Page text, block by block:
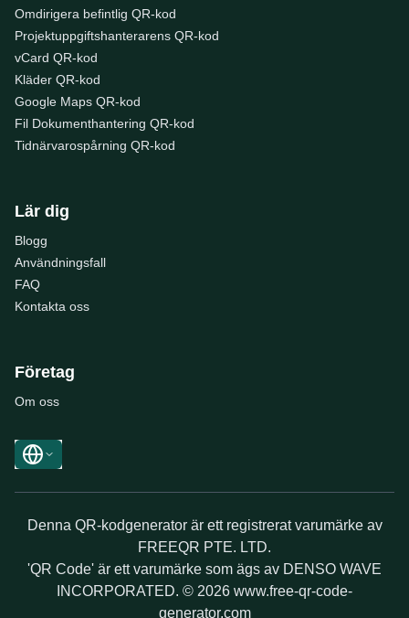
Omdirigera befintlig QR-kod
Projektuppgiftshanterarens QR-kod
vCard QR-kod
Kläder QR-kod
Google Maps QR-kod
Fil Dokumenthantering QR-kod
Tidnärvarospårning QR-kod
Lär dig
Blogg
Användningsfall
FAQ
Kontakta oss
Företag
Om oss
Denna QR-kodgenerator är ett registrerat varumärke av
FREEQR PTE. LTD.
'QR Code' är ett varumärke som ägs av DENSO WAVE
INCORPORATED. © 2026 www.free-qr-code-
generator.com